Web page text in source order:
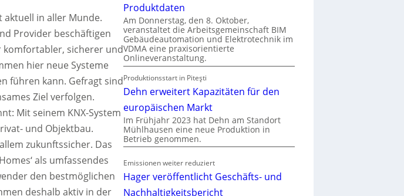
aktuell in aller Munde.
Provider beschäftigen
komfortabler, sicherer und
hier neue Systeme
führen kann. Gefragt sind
Ziel verfolgen.
Mit seinem KNX-System
und Objektbau.
zukunftssicher. Das
als umfassendes
den bestmöglichen
deshalb aktiv in der
Produktdaten
Am Donnerstag, den 8. Oktober,
veranstaltet die Arbeitsgemeinschaft BIM
Gebäudeautomation und Elektrotechnik im
VDMA eine praxisorientierte
Onlineveranstaltung.
Produktionsstart in Piteşti
Dehn erweitert Kapazitäten für den
europäischen Markt
Im Frühjahr 2023 hat Dehn am Standort
Mühlhausen eine neue Produktion in
Betrieb genommen.
Emissionen weiter reduziert
Hager veröffentlicht Geschäfts- und
Nachhaltigkeitsbericht